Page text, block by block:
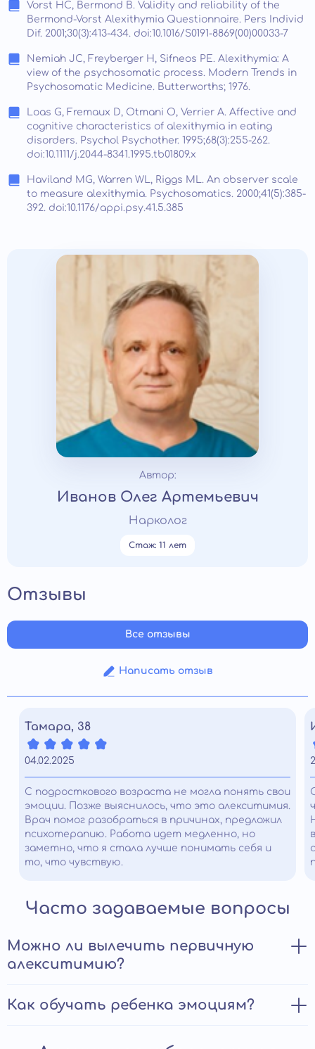
Vorst HC, Bermond B. Validity and reliability of the
Bermond-Vorst Alexithymia Questionnaire. Pers Individ
Dif. 2001;30(3):413-434. doi:10.1016/S0191-8869(00)00033-7
Nemiah JC, Freyberger H, Sifneos PE. Alexithymia: A
view of the psychosomatic process. Modern Trends in
Psychosomatic Medicine. Butterworths; 1976.
Loas G, Fremaux D, Otmani O, Verrier A. Affective and
cognitive characteristics of alexithymia in eating
disorders. Psychol Psychother. 1995;68(3):255-262.
doi:10.1111/j.2044-8341.1995.tb01809.x
Haviland MG, Warren WL, Riggs ML. An observer scale
to measure alexithymia. Psychosomatics. 2000;41(5):385-
392. doi:10.1176/appi.psy.41.5.385
Автор:
Иванов Олег Артемьевич
Нарколог
Стаж: 11 лет
Отзывы
Написать отзыв
Все отзывы
Тамара, 38
04.02.2025
С подросткового возраста не могла понять свои
эмоции. Позже выяснилось, что это алекситимия.
Врач помог разобраться в причинах, предложил
психотерапию. Работа идет медленно, но
заметно, что я стала лучше понимать себя и
то, что чувствую.
Часто задаваемые вопросы
Можно ли вылечить первичную
алекситимию?
В настоящее время не существует специфических
медикаментозных лекарственных препаратов для
очень эффективной в помощи людям, страдающим от
Как обучать ребенка эмоциям?